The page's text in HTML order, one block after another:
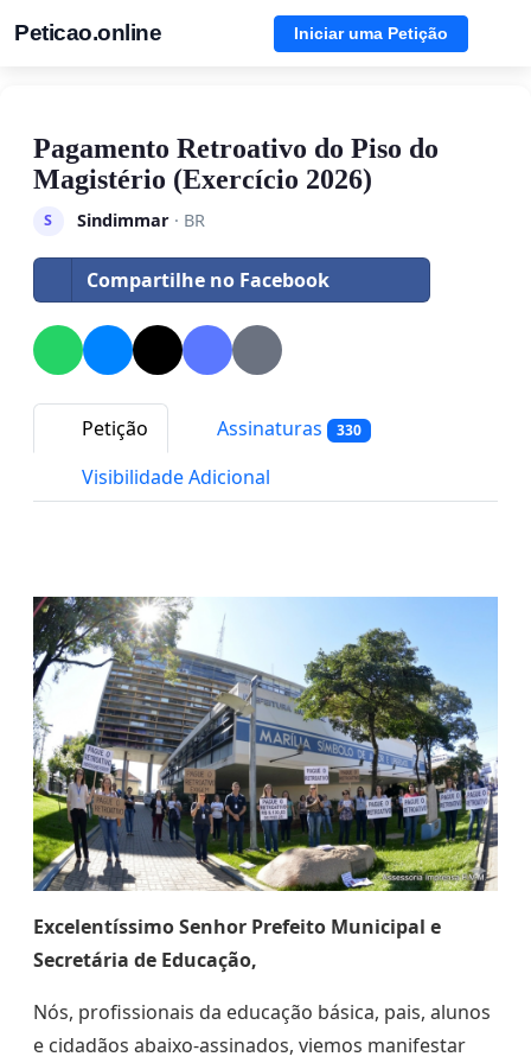
Peticao.online Iniciar uma Petição
Pagamento Retroativo do Piso do
Magistério (Exercício 2026)
S Sindimmar· BR
Compartilhe no Facebook
Petição Assinaturas 330
Visibilidade Adicional
Excelentíssimo Senhor Prefeito Municipal e
Secretária de Educação,
Nós, profissionais da educação básica, pais, alunos
e cidadãos abaixo-assinados, viemos manifestar